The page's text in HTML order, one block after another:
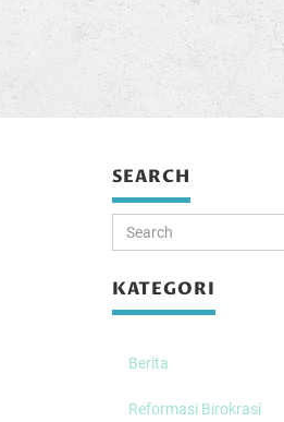
SEARCH
KATEGORI
Berita
Reformasi Birokrasi